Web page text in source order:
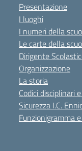
Presentazione
I luoghi
I numeri della
Le carte della
Dirigente
Organizzazione
La storia
Codici disciplinari
Sicurezza I.C.
Funzionigramma